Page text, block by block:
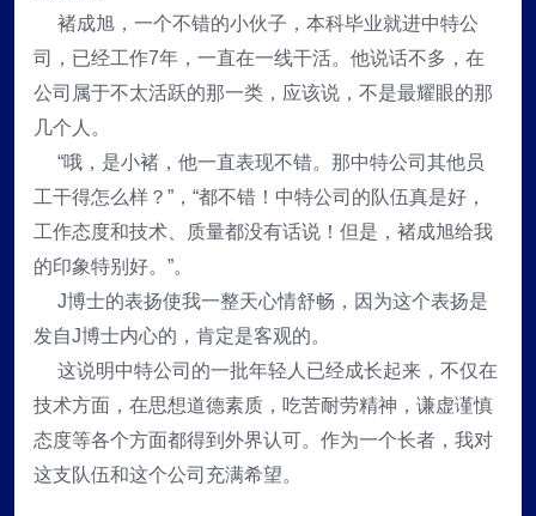
褚成旭，一个不错的小伙子，本科毕业就进中特公
司，已经工作7年，一直在一线干活。他说话不多，在
公司属于不太活跃的那一类，应该说，不是最耀眼的那
几个人。
“哦，是小褚，他一直表现不错。那中特公司其他员
工干得怎么样？”，“都不错！中特公司的队伍真是好，
工作态度和技术、质量都没有话说！但是，褚成旭给我
的印象特别好。”。
J博士的表扬使我一整天心情舒畅，因为这个表扬是
发自J博士内心的，肯定是客观的。
这说明中特公司的一批年轻人已经成长起来，不仅在
技术方面，在思想道德素质，吃苦耐劳精神，谦虚谨慎
态度等各个方面都得到外界认可。作为一个长者，我对
这支队伍和这个公司充满希望。